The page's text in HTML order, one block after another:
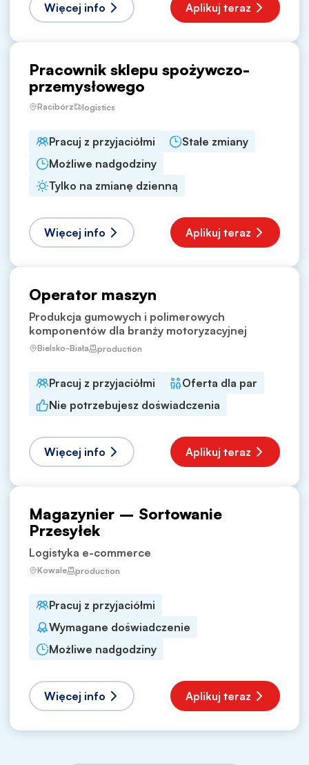
Więcej info Aplikuj teraz
Pracownik sklepu spożywczo-
przemysłowego
Racibórz logistics
Pracuj z przyjaciółmi
Stałe zmiany
Możliwe nadgodziny
Tylko na zmianę dzienną
Więcej info Aplikuj teraz
Operator maszyn
Produkcja gumowych i polimerowych
komponentów dla branży motoryzacyjnej
Bielsko-Biała production
Pracuj z przyjaciółmi
Oferta dla par
Nie potrzebujesz doświadczenia
Więcej info Aplikuj teraz
Magazynier – Sortowanie
Przesyłek
Logistyka e-commerce
Kowale production
Pracuj z przyjaciółmi
Wymagane doświadczenie
Możliwe nadgodziny
Więcej info Aplikuj teraz